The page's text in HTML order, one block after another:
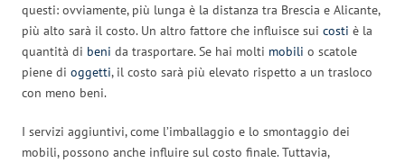
questi: ovviamente, più lunga è la distanza tra Brescia e Alicante,
più alto sarà il costo. Un altro fattore che influisce sui costi è la
quantità di beni da trasportare. Se hai molti mobili o scatole
piene di oggetti, il costo sarà più elevato rispetto a un trasloco
con meno beni.
I servizi aggiuntivi, come l’imballaggio e lo smontaggio dei
mobili, possono anche influire sul costo finale. Tuttavia,